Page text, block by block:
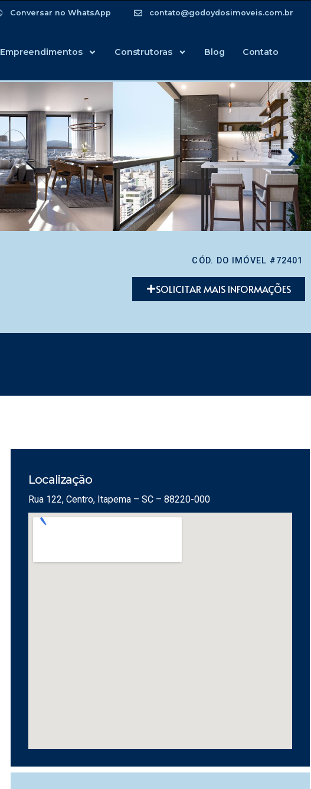
Conversar no WhatsApp contato@godoydosimoveis.com.br
Empreendimentos Construtoras Blog Contato
CÓD. DO IMÓVEL #72401
SOLICITAR MAIS INFORMAÇÕES
Localização
Rua 122, Centro, Itapema – SC – 88220-000